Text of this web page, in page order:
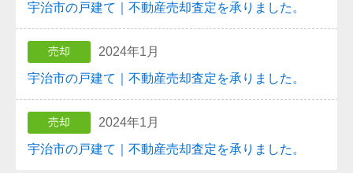
宇治市の戸建て｜不動産売却査定を承りました。
売却 2024年1月
宇治市の戸建て｜不動産売却査定を承りました。
売却 2024年1月
宇治市の戸建て｜不動産売却査定を承りました。